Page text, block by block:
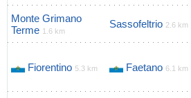
Monte Grimano
Terme 1.6 km
Sassofeltrio 2.6 km
Fiorentino 5.3 km Faetano 6.1 km